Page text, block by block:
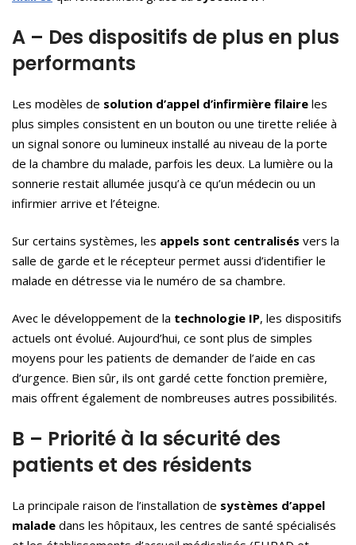
A – Des dispositifs de plus en plus
performants
Les modèles de solution d’appel d’infirmière filaire les
plus simples consistent en un bouton ou une tirette reliée à
un signal sonore ou lumineux installé au niveau de la porte
de la chambre du malade, parfois les deux. La lumière ou la
sonnerie restait allumée jusqu’à ce qu’un médecin ou un
infirmier arrive et l’éteigne.
Sur certains systèmes, les appels sont centralisés vers la
salle de garde et le récepteur permet aussi d’identifier le
malade en détresse via le numéro de sa chambre.
Avec le développement de la technologie IP, les dispositifs
actuels ont évolué. Aujourd’hui, ce sont plus de simples
moyens pour les patients de demander de l’aide en cas
d’urgence. Bien sûr, ils ont gardé cette fonction première,
mais offrent également de nombreuses autres possibilités.
B – Priorité à la sécurité des
patients et des résidents
La principale raison de l’installation de systèmes d’appel
malade dans les hôpitaux, les centres de santé spécialisés